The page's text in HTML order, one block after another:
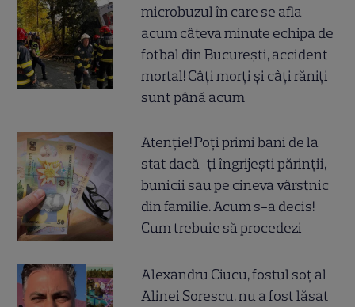
microbuzul în care se afla
acum câteva minute echipa de
fotbal din București, accident
mortal! Câți morți și câți răniți
sunt până acum
Atenție! Poți primi bani de la
stat dacă-ți îngrijești părinții,
bunicii sau pe cineva vârstnic
din familie. Acum s-a decis!
Cum trebuie să procedezi
Alexandru Ciucu, fostul soț al
Alinei Sorescu, nu a fost lăsat